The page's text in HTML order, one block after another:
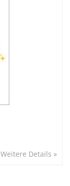
Weitere Details »